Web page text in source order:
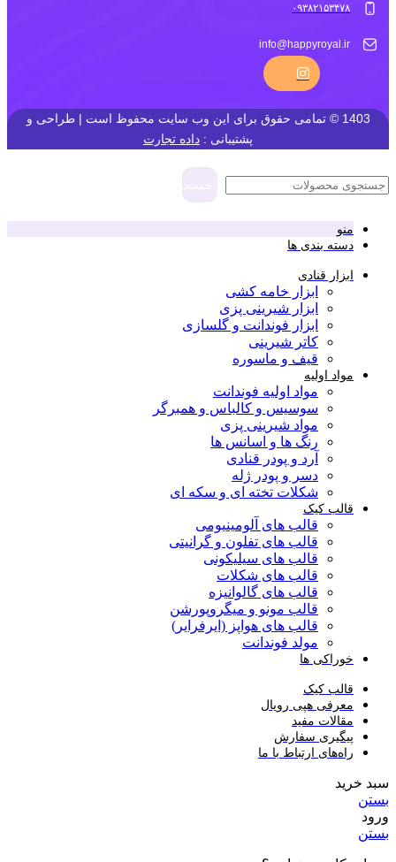
۰۹۳۸۲۱۵۳۴۷۸
info@happyroyal.ir
1403 © تمامی حقوق برای این وب سایت محفوظ است | طراحی و
پشتیبانی : داده تجارت
منو
دسته بندی ها
ابزار قنادی
ابزار خامه کشی
ابزار شیرینی پزی
ابزار فوندانت و گلسازی
کاتر شیرینی
قیف و ماسوره
مواد اولیه
مواد اولیه فوندانت
سوسیس و کالباس و همبرگر
مواد شیرینی پزی
رنگ ها و اسانس ها
آرد و پودر قنادی
دسر و پودر ژله
شکلات تخته ای و سکه ای
قالب کیک
قالب های آلومینیومی
قالب های تفلون و گرانیتی
قالب های سیلیکونی
قالب های شکلات
قالب های گالوانیزه
قالب مونو و میگروپورشن
قالب های هواپز (ایرفرایر)
مولد فوندانت
خوراکی ها
قالب کیک
معرفی هپی رویال
مقالات مفید
پیگیری سفارش
راه‌های ارتباط با ما
سبد خرید
بستن
ورود
بستن